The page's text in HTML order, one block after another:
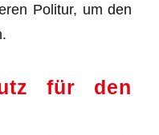
Politur, um den
für den